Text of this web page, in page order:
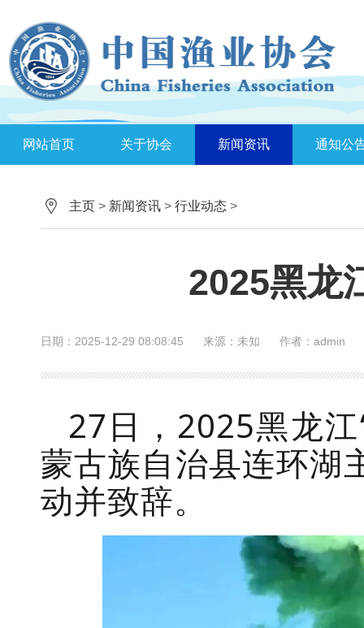
网站首页 关于协会 新闻资讯 通知公
主页 > 新闻资讯 > 行业动态 >
2025黑龙
日期：2025-12-29 08:08:45 来源：未知 作者：admin
27日，2025黑龙
蒙古族自治县连环湖
动并致辞。